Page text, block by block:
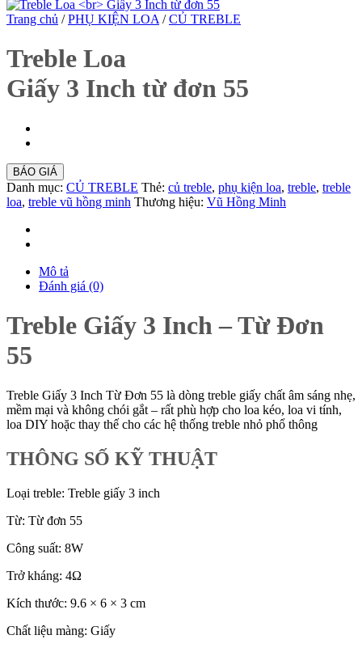
Trang chủ / PHỤ KIỆN LOA / CỦ TREBLE
Treble Loa
Giấy 3 Inch từ đơn 55
BÁO GIÁ
Danh mục: CỦ TREBLE Thẻ: củ treble, phụ kiện loa, treble, treble
loa, treble vũ hồng minh Thương hiệu: Vũ Hồng Minh
Mô tả
Đánh giá (0)
Treble Giấy 3 Inch – Từ Đơn
55
Treble Giấy 3 Inch Từ Đơn 55 là dòng treble giấy chất âm sáng nhẹ,
mềm mại và không chói gắt – rất phù hợp cho loa kéo, loa vi tính,
loa DIY hoặc thay thế cho các hệ thống treble nhỏ phổ thông
THÔNG SỐ KỸ THUẬT
Loại treble: Treble giấy 3 inch
Từ: Từ đơn 55
Công suất: 8W
Trở kháng: 4Ω
Kích thước: 9.6 × 6 × 3 cm
Chất liệu màng: Giấy